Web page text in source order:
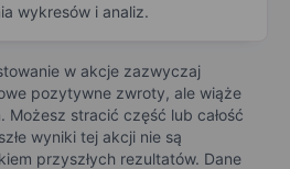
wykresów i analiz.
w akcje zazwyczaj
pozytywne zwroty, ale wiąże
Możesz stracić część lub całość
wyniki tej akcji nie są
przyszłych rezultatów. Dane